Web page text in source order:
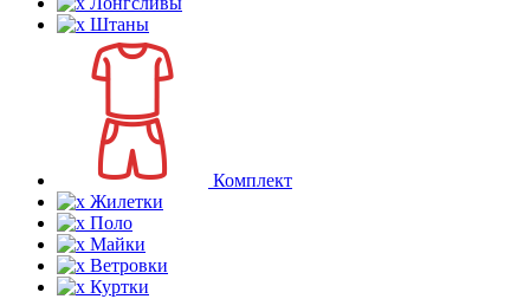
Штаны
Комплект
Жилетки
Поло
Майки
Ветровки
Куртки